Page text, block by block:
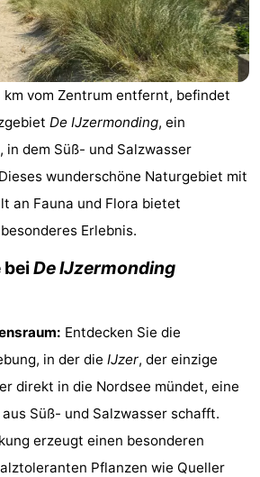
km vom Zentrum entfernt, befindet
De IJzermonding, ein
dem Süß- und Salzwasser
wunderschöne Naturgebiet mit
an Fauna und Flora bietet
Erlebnis.
bei De IJzermonding
Entdecken Sie die
in der die IJzer, der einzige
direkt in die Nordsee mündet, eine
Süß- und Salzwasser schafft.
erzeugt einen besonderen
Pflanzen wie Queller